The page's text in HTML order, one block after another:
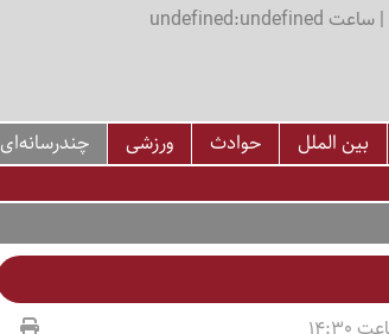
بین الملل حوادث ورزشی چندرسانه‌ای